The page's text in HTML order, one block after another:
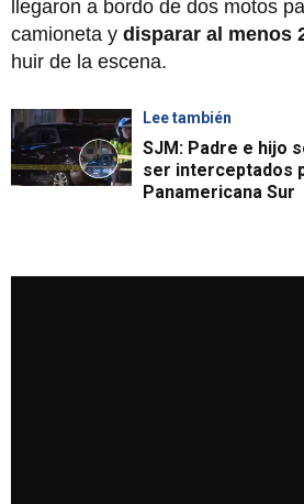
llegaron a bordo de dos motos
camioneta y disparar al menos
huir de la escena.
Lee también
SJM: Padre e hijo
ser interceptados
Panamericana Sur